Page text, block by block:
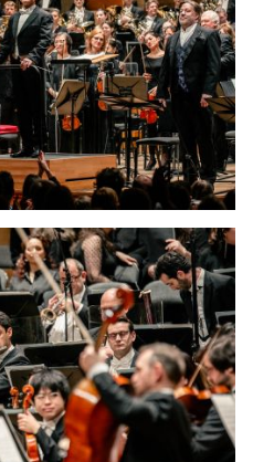
JEUNE
PUBLIC
LA
MONNAIE
NOUS
SOUTENIR